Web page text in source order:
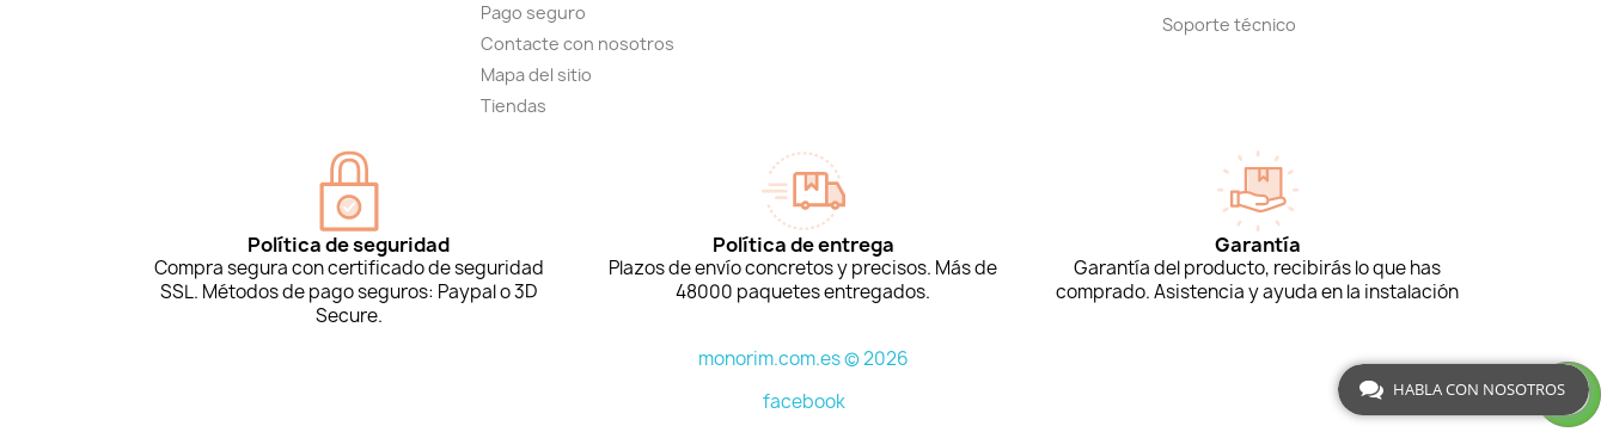
Pago seguro
Contacte con nosotros
Mapa del sitio
Tiendas
Soporte técnico
Política de seguridad
Compra segura con certificado de seguridad
SSL. Métodos de pago seguros: Paypal o 3D
Secure.
Política de entrega
Plazos de envío concretos y precisos. Más de
48000 paquetes entregados.
Garantía
Garantía del producto, recibirás lo que has
comprado. Asistencia y ayuda en la instalación
monorim.com.es © 2026
facebook
HABLA CON NOSOTROS